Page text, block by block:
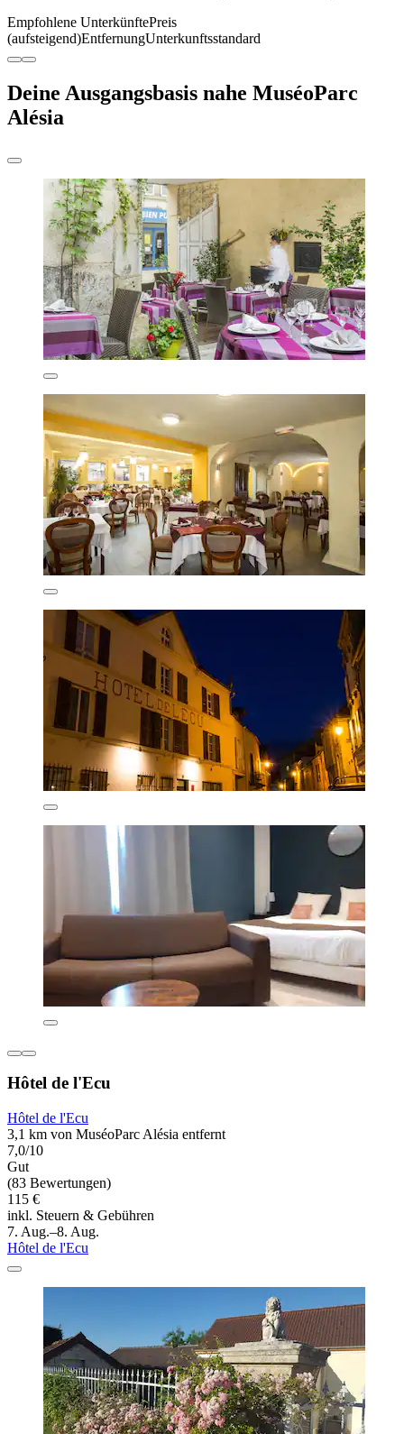
Empfohlene UnterkünftePreis
(aufsteigend)EntfernungUnterkunftsstandard
Deine Ausgangsbasis nahe MuséoParc
Alésia
Hôtel de l'Ecu
Hôtel de l'Ecu
3,1 km von MuséoParc Alésia entfernt
7,0/10
Gut
(83 Bewertungen)
115 €
inkl. Steuern & Gebühren
7. Aug.–8. Aug.
Hôtel de l'Ecu